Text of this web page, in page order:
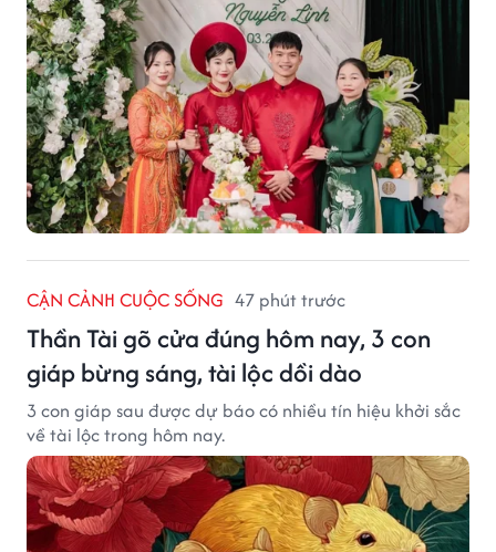
CẬN CẢNH CUỘC SỐNG 47 phút trước
Thần Tài gõ cửa đúng hôm nay, 3 con
giáp bừng sáng, tài lộc dồi dào
3 con giáp sau được dự báo có nhiều tín hiệu khởi sắc
về tài lộc trong hôm nay.